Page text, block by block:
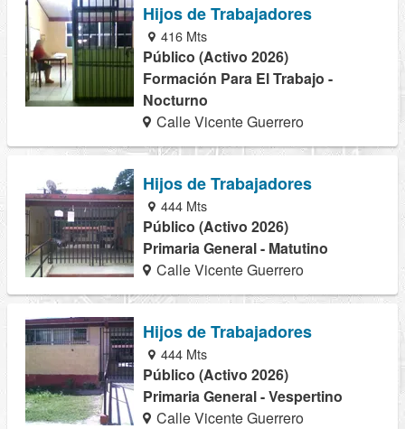
Hijos de Trabajadores
416 Mts
Público (Activo 2026)
Formación Para El Trabajo -
Nocturno
Calle Vicente Guerrero
Hijos de Trabajadores
444 Mts
Público (Activo 2026)
Primaria General - Matutino
Calle Vicente Guerrero
Hijos de Trabajadores
444 Mts
Público (Activo 2026)
Primaria General - Vespertino
Calle Vicente Guerrero